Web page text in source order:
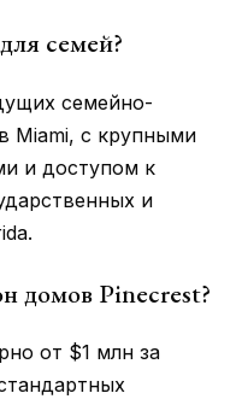
семей?
семейно-
Miami, с крупными
и доступом к
и
домов Pinecrest?
от $1 млн за